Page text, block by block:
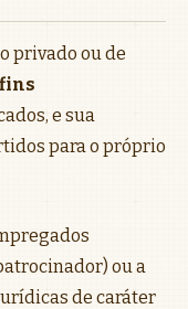
privado ou de
e sua
para o próprio
ou a
de caráter